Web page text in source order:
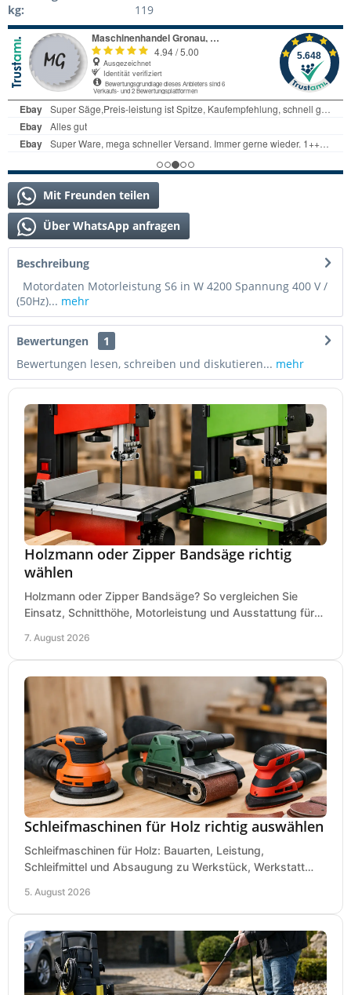
kg:
119
Mit Freunden teilen
Über WhatsApp anfragen
Beschreibung
Motordaten Motorleistung S6 in W 4200 Spannung 400 V /
(50Hz)... mehr
Bewertungen
1
Bewertungen lesen, schreiben und diskutieren... mehr
Holzmann oder Zipper Bandsäge richtig
wählen
Holzmann oder Zipper Bandsäge? So vergleichen Sie
Einsatz, Schnitthöhe, Motorleistung und Ausstattung für
7. August 2026
Schleifmaschinen für Holz richtig auswählen
Schleifmaschinen für Holz: Bauarten, Leistung,
Schleifmittel und Absaugung zu Werkstück, Werkstatt
5. August 2026